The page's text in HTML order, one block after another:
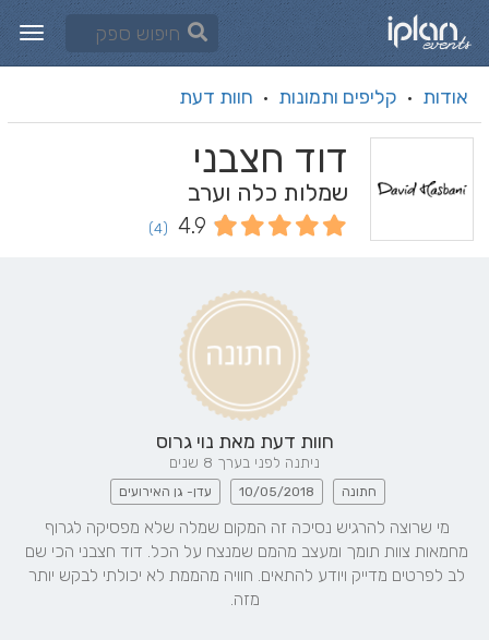
אודות · קליפים ותמונות · חוות דעת
דוד חצבני
שמלות כלה וערב
4.9
(4)
חוות דעת מאת נוי גרוס
ניתנה לפני בערך 8 שנים
חתונה 10/05/2018 עדן- גן האירועים
מזה.